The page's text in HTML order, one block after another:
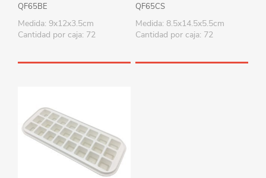
QF65BE
Medida: 9x12x3.5cm
Cantidad por caja: 72
QF65CS
Medida: 8.5x14.5x5.5cm
Cantidad por caja: 72